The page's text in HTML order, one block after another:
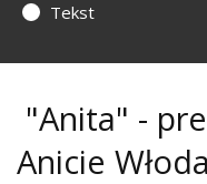
Tekst
"Anita" -
Anicie